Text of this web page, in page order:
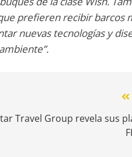
prefieren recibir barcos
nuevas tecnologías y
Travel Group revela sus